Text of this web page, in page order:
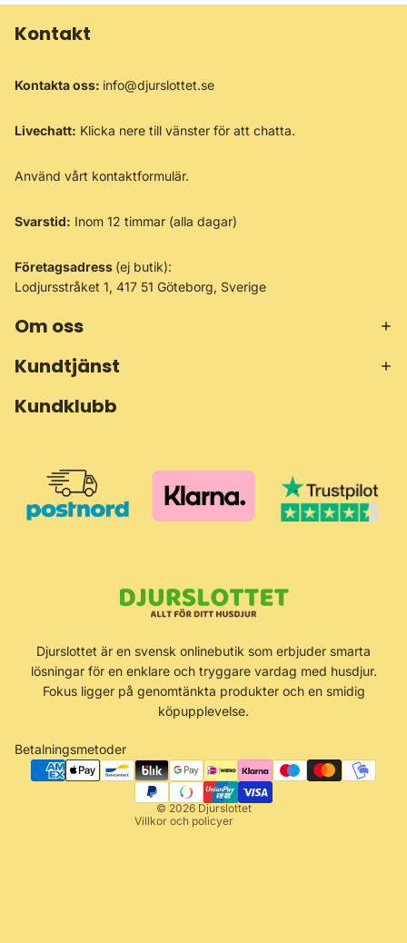
Kontakt
Kontakta oss: info@djurslottet.se
Livechatt: Klicka nere till vänster för att chatta.
Använd vårt kontaktformulär.
Svarstid: Inom 12 timmar (alla dagar)
Företagsadress (ej butik):
Lodjursstråket 1, 417 51 Göteborg, Sverige
Om oss
Kundtjänst
Kundklubb
Djurslottet är en svensk onlinebutik som erbjuder smarta
lösningar för en enklare och tryggare vardag med husdjur.
Fokus ligger på genomtänkta produkter och en smidig
köpupplevelse.
Betalningsmetoder
© 2026 Djurslottet
Villkor och policyer
Integritetspolicy
Användarvillkor
Rättsligt meddelande
Avbeställningspolicy